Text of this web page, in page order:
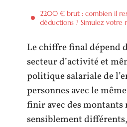
2200 € brut : combien il
déductions ? Simulez votre
Le chiffre final dépend
secteur d’activité et
politique salariale de
personnes avec le
finir avec des montants
sensiblement